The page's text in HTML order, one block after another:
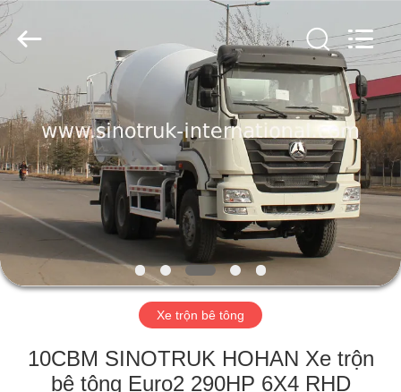
NHÀ
SẢN
PHẨM
CHÚNG
TÔI
CHUYẾN
THAM
2026
SINOTRUK
INTERNATIONAL
CO.,
LTD..
Xe trộn bê tông
10CBM SINOTRUK HOHAN Xe trộn
bê tông Euro2 290HP 6X4 RHD